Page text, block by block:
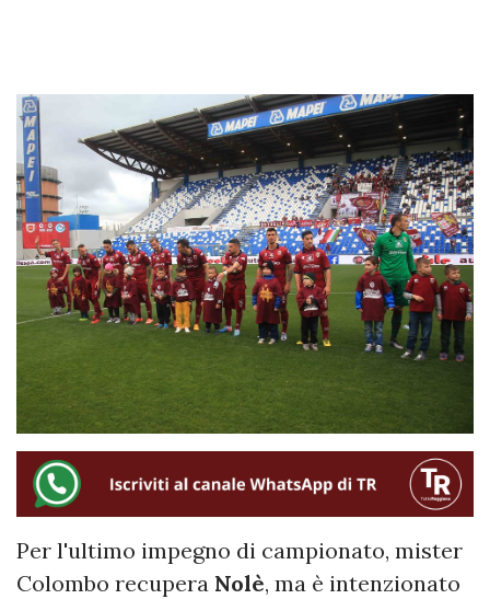
Per l'ultimo impegno di campionato, mister
Colombo recupera Nolè, ma è intenzionato